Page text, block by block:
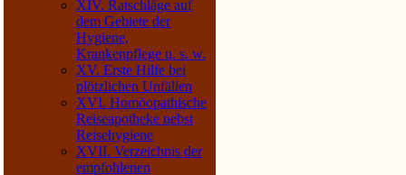
XIV. Ratschläge auf
dem Gebiete der
Hygiene,
Krankenpflege u. s. w.
XV. Erste Hilfe bei
plötzlichen Unfällen
XVI. Homöopathische
Reiseapotheke nebst
Reisehygiene
XVII. Verzeichnis der
empfohlenen